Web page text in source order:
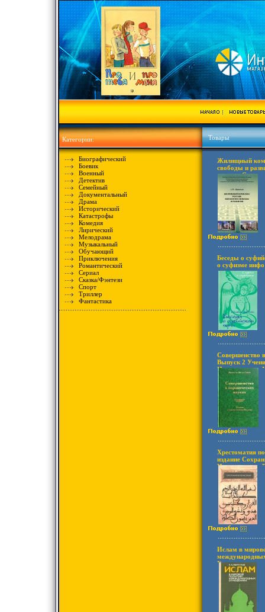
Категории:
Биографический
Боевик
Военный
Детектив
Семейный
Документальный
Драма
Исторический
Катастрофы
Комедия
Лирический
Мелодрама
Музыкальный
Обучающий
Приключения
Романтический
Сериал
Сказка/Фэнтези
Спорт
Триллер
Фантастика
Товары
Жилищный
свободы и
издание
Издательство:
строительный
Твердый
Беседы о
о суфизме инфо
Совершенство
Выпуск 2
Издательство:
переплет, 272
Тираж: 3000
(~145х217 мм)
Хрестоматия
издание
Издательство:
1994 г
02-017243-Х
70x100/16
Ислам в
Хорошая
Твердый
экз Формат:
инфо 6361s.